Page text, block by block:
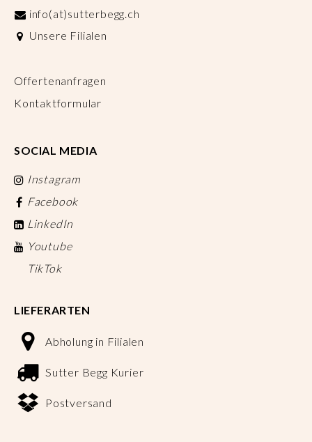
info(at)sutterbegg.ch
Unsere Filialen
Offertenanfragen
Kontaktformular
SOCIAL MEDIA
Instagram
Facebook
LinkedIn
Youtube
TikTok
LIEFERARTEN
Abholung in Filialen
Sutter Begg Kurier
Postversand